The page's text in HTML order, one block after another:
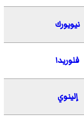
نيويورك
فلوريدا
إلينوي